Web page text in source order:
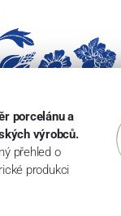
porcelánu a
výrobců.
přehled o
produkci